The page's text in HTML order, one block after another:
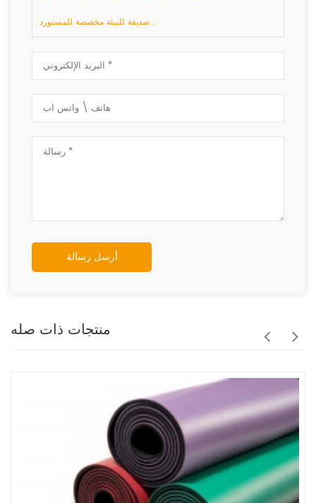
صديقة للبيئة مخصصة للمستورد...
أرسل رسالة
منتجات ذات صله